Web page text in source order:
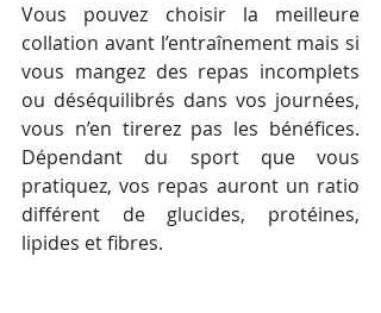
Vous pouvez choisir la meilleure
collation avant l’entraînement mais si
vous mangez des repas incomplets
ou déséquilibrés dans vos journées,
vous n’en tirerez pas les bénéfices.
Dépendant du sport que vous
pratiquez, vos repas auront un ratio
différent de glucides, protéines,
lipides et fibres.